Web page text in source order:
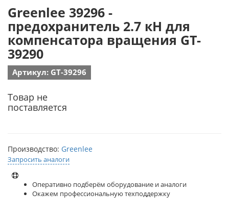
Greenlee 39296 -
предохранитель 2.7 кН для
компенсатора вращения GT-
39290
Артикул: GT-39296
Товар не
поставляется
Производство: Greenlee
Запросить аналоги
Оперативно подберём оборудование и аналоги
Окажем профессиональную техподдержку